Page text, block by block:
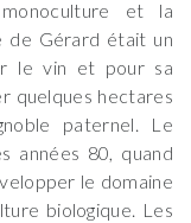
et la
de Gérard était un
le vin et pour sa
quelques hectares
paternel. Le
années 80, quand
le domaine
biologique. Les